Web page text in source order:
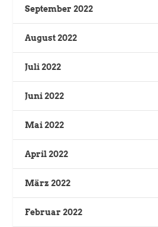
September 2022
August 2022
Juli 2022
Juni 2022
Mai 2022
April 2022
März 2022
Februar 2022